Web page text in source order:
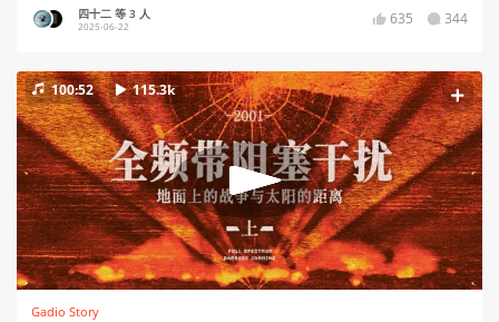
四十二 等 3 人
2025-06-22 635 344
100:52 115.3k
Gadio Story